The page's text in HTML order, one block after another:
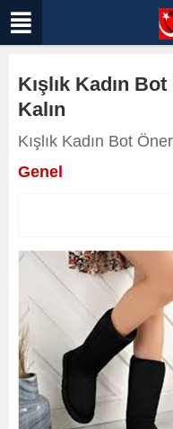
Kışlık Kadın
Kalın
Kışlık Kadın Bot
Genel